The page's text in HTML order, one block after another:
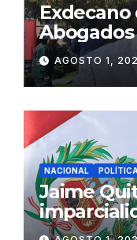
Exdecano
ciudadana
AGOSTO 1,
NACIONAL
Jaime